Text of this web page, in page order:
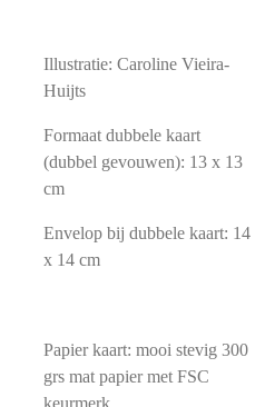
Illustratie: Caroline Vieira-
Huijts
Formaat dubbele kaart
(dubbel gevouwen): 13 x 13
cm
Envelop bij dubbele kaart: 14
x 14 cm
Papier kaart: mooi stevig 300
grs mat papier met FSC